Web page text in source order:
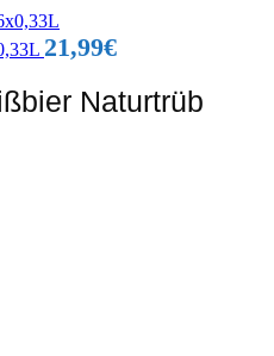
21,99€
Naturtrüb